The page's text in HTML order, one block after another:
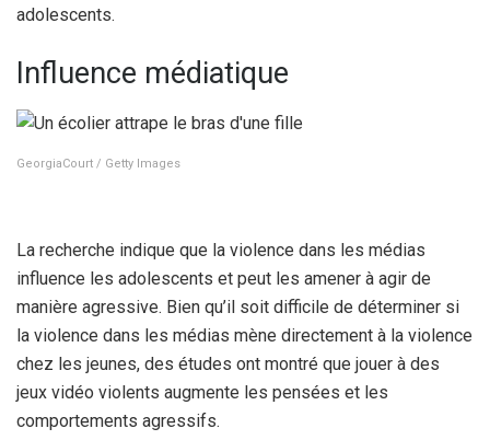
adolescents.
Influence médiatique
GeorgiaCourt / Getty Images
La recherche indique que la violence dans les médias
influence les adolescents et peut les amener à agir de
manière agressive. Bien qu’il soit difficile de déterminer si
la violence dans les médias mène directement à la violence
chez les jeunes, des études ont montré que jouer à des
jeux vidéo violents augmente les pensées et les
comportements agressifs.